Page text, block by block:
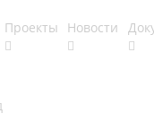
Проекты Новости